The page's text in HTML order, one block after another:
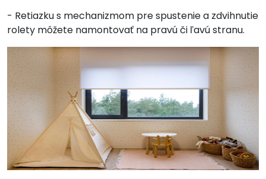
- Retiazku s mechanizmom pre spustenie a zdvihnutie
rolety môžete namontovať na pravú či ľavú stranu.